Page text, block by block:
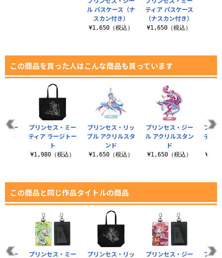
ル パスケース（ナ
スカン付き）
¥1,650（税込）
ティア パスケース
（ナスカン付き）
¥1,650（税込）
この商品を買った人はこんな商品も買っています
プリンセス・リッ
プル アクリルスタ
ンド
¥1,650（税込）
プリンセス・ジー
ル アクリルスタン
ド
¥1,650（税込）
プリ
ティ
ジー
ート
プリンセス・ミー
ティア ラージトー
ト
¥1,980（税込）
この商品と同じ作品タイトルの商品
プリンセス・リッ プリンセス・ジー プリ
ジー プリンセス・ミー